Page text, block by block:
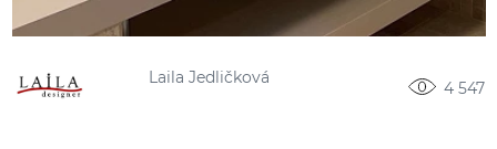
Laila Jedličková
4 547